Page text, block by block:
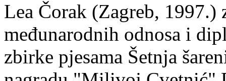
Lea Čorak (Zagreb,
međunarodnih odnosa i
zbirke pjesama Šetnja